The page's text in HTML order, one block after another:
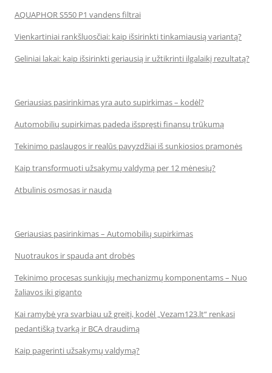
AQUAPHOR S550 P1 vandens filtrai
Vienkartiniai rankšluosčiai: kaip išsirinkti tinkamiausią variantą?
Geliniai lakai: kaip išsirinkti geriausią ir užtikrinti ilgalaikį rezultatą?
Geriausias pasirinkimas yra auto supirkimas – kodėl?
Automobilių supirkimas padeda išspręsti finansų trūkumą
Tekinimo paslaugos ir realūs pavyzdžiai iš sunkiosios pramonės
Kaip transformuoti užsakymų valdymą per 12 mėnesių?
Atbulinis osmosas ir nauda
Geriausias pasirinkimas – Automobilių supirkimas
Nuotraukos ir spauda ant drobės
Tekinimo procesas sunkiųjų mechanizmų komponentams – Nuo
žaliavos iki giganto
Kai ramybė yra svarbiau už greitį, kodėl „Vezam123.lt“ renkasi
pedantišką tvarką ir BCA draudimą
Kaip pagerinti užsakymų valdymą?